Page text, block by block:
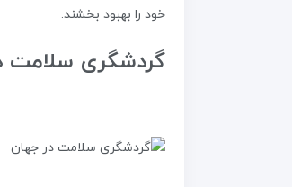
خود را بهبود بخشند.
گردشگری سلامت